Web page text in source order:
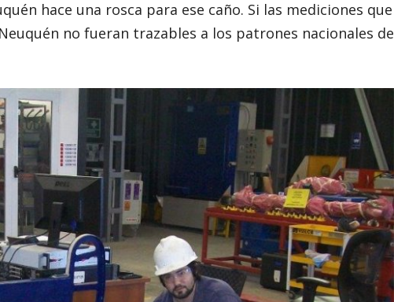
hace una rosca para ese caño. Si las mediciones que
no fueran trazables a los patrones nacionales de